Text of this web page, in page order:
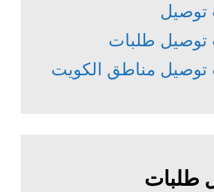
توصيل
توصيل طلبات
توصيل مناطق الكويت
طلبات